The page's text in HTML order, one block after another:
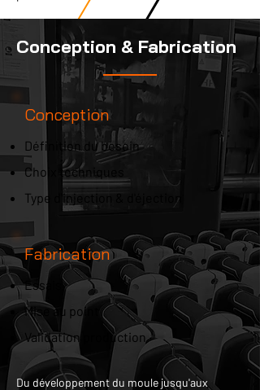
Conception & Fabrication
Conception
Définition du besoin
Choix techniques
Type d'injection & d'éjection
Fabrication
Essais
Mise au point
Validation production
Du développement du moule jusqu'aux